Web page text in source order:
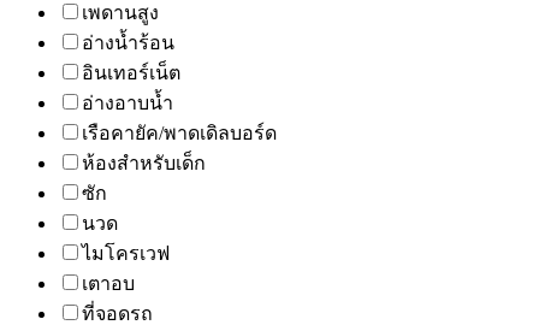
เพดานสูง
อ่างน้ำร้อน
อินเทอร์เน็ต
อ่างอาบน้ำ
เรือคายัค/พาดเดิลบอร์ด
ห้องสำหรับเด็ก
ซัก
นวด
ไมโครเวฟ
เตาอบ
ที่จอดรถ